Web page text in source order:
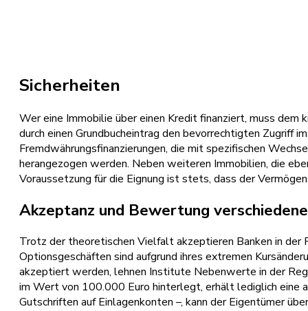
Sicherheiten
Wer eine Immobilie über einen Kredit finanziert, muss
durch einen Grundbucheintrag den bevorrechtigten Zugriff
Fremdwährungsfinanzierungen, die mit spezifischen
herangezogen werden. Neben weiteren Immobilien, die
Voraussetzung für die Eignung ist stets, dass der
Akzeptanz und Bewertung
Trotz der theoretischen Vielfalt akzeptieren Banken in der
Optionsgeschäften sind aufgrund ihres extremen
akzeptiert werden, lehnen Institute Nebenwerte in der
im Wert von 100.000 Euro hinterlegt, erhält lediglich eine
Gutschriften auf Einlagenkonten –, kann der Eigentümer